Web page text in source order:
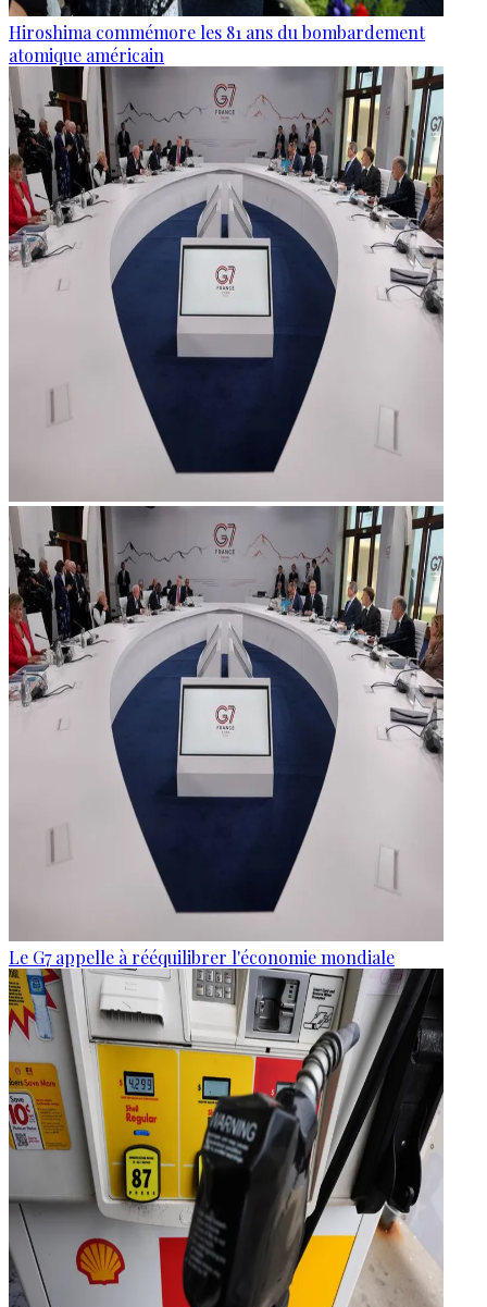
Hiroshima commémore les 81 ans du bombardement
atomique américain
Le G7 appelle à rééquilibrer l'économie mondiale